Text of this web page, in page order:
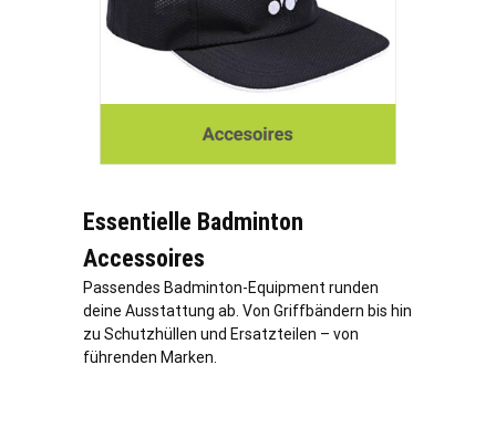
Essentielle Badminton
Accessoires
Passendes Badminton-Equipment runden
deine Ausstattung ab. Von Griffbändern bis hin
zu Schutzhüllen und Ersatzteilen – von
führenden Marken.